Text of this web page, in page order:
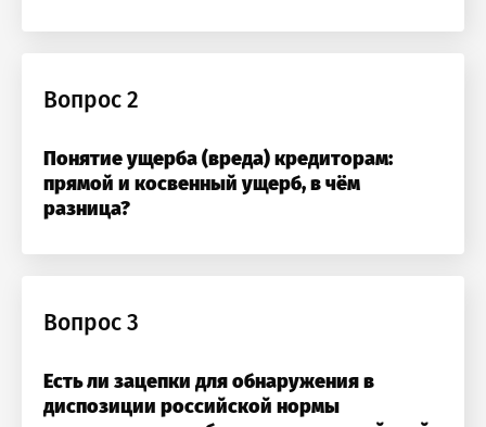
Вопрос 2
Понятие ущерба (вреда) кредиторам:
прямой и косвенный ущерб, в чём
разница?
Вопрос 3
Есть ли зацепки для обнаружения в
диспозиции российской нормы
на курс
в ущерб кредиторам при банкротстве